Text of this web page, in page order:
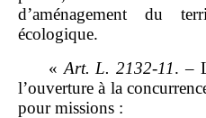
d’aménagement du
écologique.
« Art. L. 2132‑11.–
l’ouverture à la
pour missions :